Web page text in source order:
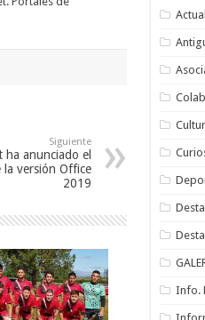
Siguiente
ha anunciado el
la versión Office
2019
Info.